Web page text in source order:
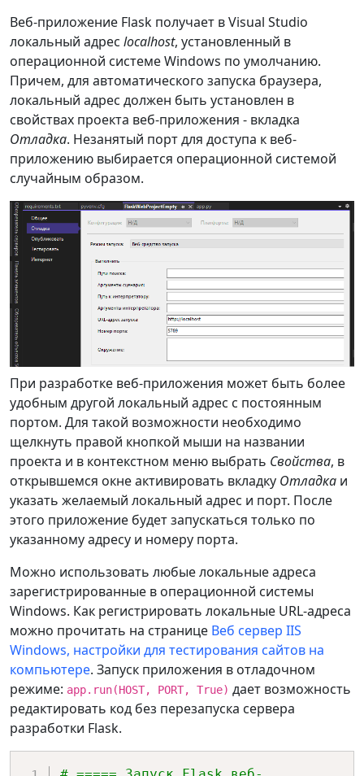
Веб-приложение Flask получает в Visual Studio
локальный адрес localhost, установленный в
операционной системе Windows по умолчанию.
Причем, для автоматического запуска браузера,
локальный адрес должен быть установлен в
свойствах проекта веб-приложения - вкладка
Отладка. Незанятый порт для доступа к веб-
приложению выбирается операционной системой
случайным образом.
При разработке веб-приложения может быть более
удобным другой локальный адрес с постоянным
портом. Для такой возможности необходимо
щелкнуть правой кнопкой мыши на названии
проекта и в контекстном меню выбрать Свойства, в
открывшемся окне активировать вкладку Отладка и
указать желаемый локальный адрес и порт. После
этого приложение будет запускаться только по
указанному адресу и номеру порта.
Можно использовать любые локальные адреса
зарегистрированные в операционной системы
Windows. Как регистрировать локальные URL-адреса
можно прочитать на странице Веб сервер IIS
Windows, настройки для тестирования сайтов на
компьютере. Запуск приложения в отладочном
режиме: app.run(HOST, PORT, True) дает возможность
редактировать код без перезапуска сервера
разработки Flask.